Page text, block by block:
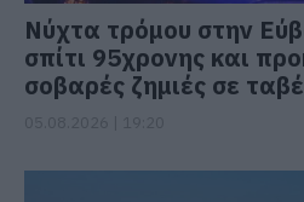
Νύχτα τρόμου στην
σπίτι 95χρονης και
σοβαρές ζημιές σε